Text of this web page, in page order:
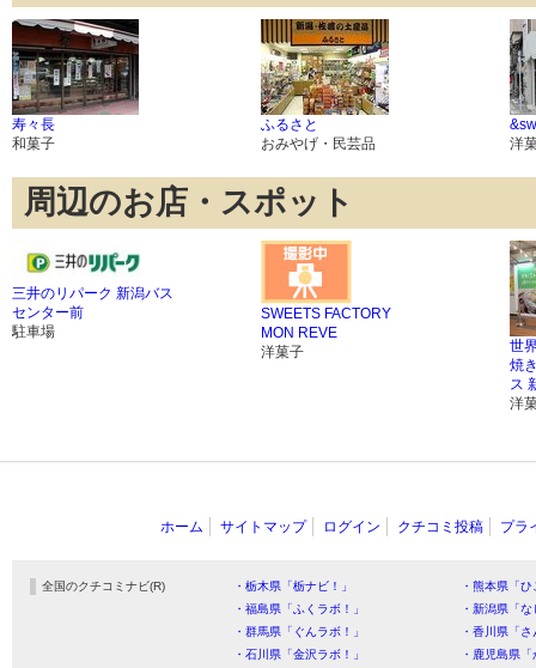
寿々長
和菓子
ふるさと
おみやげ・民芸品
洋
周辺のお店・スポット
三井のリパーク 新潟バス
センター前
駐車場
SWEETS FACTORY
MON REVE
洋菓子
世
焼
ス
洋
ホーム サイトマップ ログイン クチコミ投稿 プラ
全国のクチコミナビ(R) ・栃木県「栃ナビ！」
・熊本県「
・福島県「ふくラボ！」
・新潟県「
・群馬県「ぐんラボ！」
・香川県「
・石川県「金沢ラボ！」
・鹿児島県